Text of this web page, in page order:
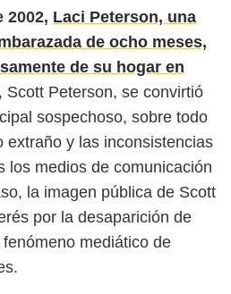
2002, Laci Peterson, una
de ocho meses,
de su hogar en
Scott Peterson, se convirtió
sospechoso, sobre todo
extraño y las inconsistencias
los medios de comunicación
la imagen pública de Scott
por la desaparición de
mediático de